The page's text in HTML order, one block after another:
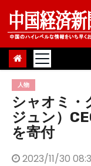
Skip
content
人物
シャオミ・
ジュン）
を寄付
2023/11/30